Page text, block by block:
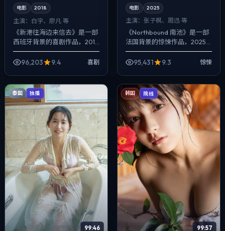
电影 2018
主演： 白宇、廖凡 等
《新港往海边来信去》是一部
西班牙背景的喜剧作品，2018
年公映，由杜琪峰执导，白
宇、廖凡、大鹏等主演。以冷
96,203 9.4 喜剧
电影 2025
主演： 张子枫、周迅 等
《Northbound 南池》是一部
法国背景的惊悚作品，2025
年公映，由李安执导，张子
枫、周迅、提莫西·查拉梅等主
95,431 9.3 惊悚
泰国 独播
99:46
韩国 院线
99:57